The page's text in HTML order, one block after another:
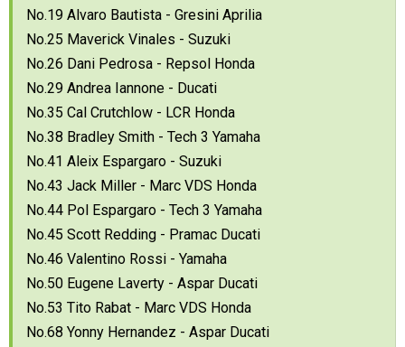
No.19 Alvaro Bautista - Gresini Aprilia
No.25 Maverick Vinales - Suzuki
No.26 Dani Pedrosa - Repsol Honda
No.29 Andrea Iannone - Ducati
No.35 Cal Crutchlow - LCR Honda
No.38 Bradley Smith - Tech 3 Yamaha
No.41 Aleix Espargaro - Suzuki
No.43 Jack Miller - Marc VDS Honda
No.44 Pol Espargaro - Tech 3 Yamaha
No.45 Scott Redding - Pramac Ducati
No.46 Valentino Rossi - Yamaha
No.50 Eugene Laverty - Aspar Ducati
No.53 Tito Rabat - Marc VDS Honda
No.68 Yonny Hernandez - Aspar Ducati